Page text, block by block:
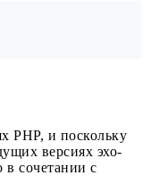
PHP, и поскольку
версиях эхо-
сочетании с